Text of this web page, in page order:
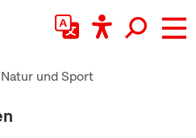
und Sport